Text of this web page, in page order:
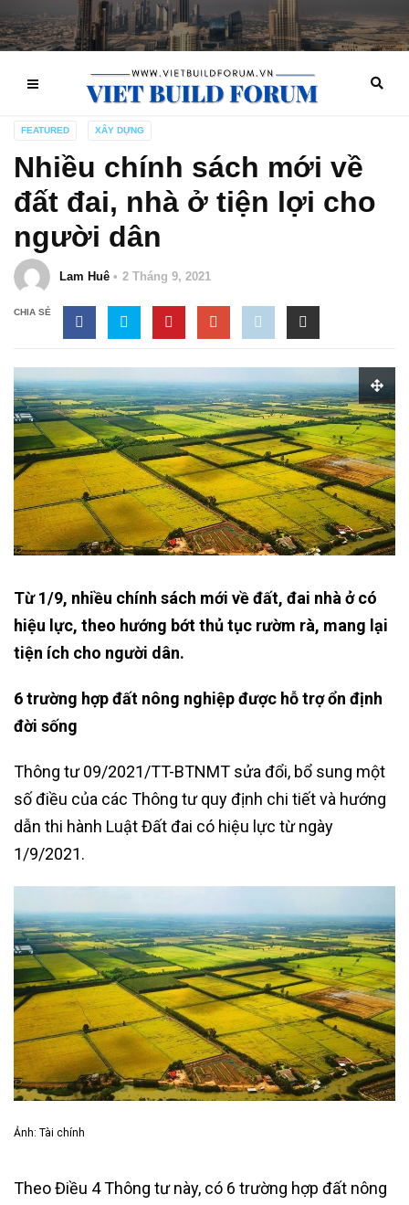
FEATURED XÂY DỰNG
Nhiều chính sách mới về
đất đai, nhà ở tiện lợi cho
người dân
Lam Huê 2 Tháng 9, 2021
CHIA SẺ
Từ 1/9, nhiều chính sách mới về đất, đai nhà ở có
hiệu lực, theo hướng bớt thủ tục rườm rà, mang lại
tiện ích cho người dân.
6 trường hợp đất nông nghiệp được hỗ trợ ổn định
đời sống
Thông tư 09/2021/TT-BTNMT sửa đổi, bổ sung một
số điều của các Thông tư quy định chi tiết và hướng
dẫn thi hành Luật Đất đai có hiệu lực từ ngày
1/9/2021.
Ảnh: Tài chính
Theo Điều 4 Thông tư này, có 6 trường hợp đất nông